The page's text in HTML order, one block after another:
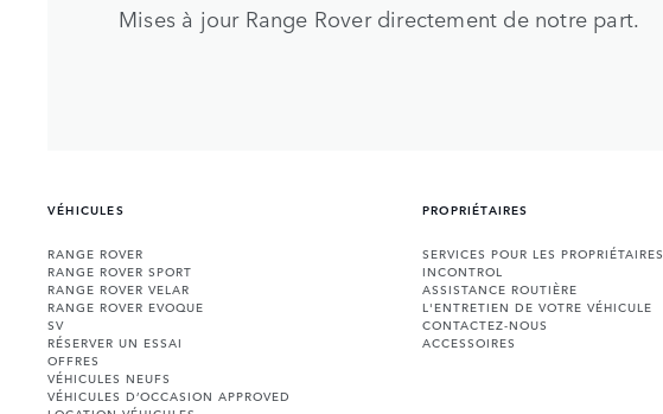
Mises à jour Range Rover directement de notre part.
VÉHICULES
RANGE ROVER
RANGE ROVER SPORT
RANGE ROVER VELAR
RANGE ROVER EVOQUE
SV
RÉSERVER UN ESSAI
OFFRES
VÉHICULES NEUFS
VÉHICULES D’OCCASION APPROVED
PROPRIÉTAIRES
SERVICES POUR LES PROPRIÉTAIRES
INCONTROL
ASSISTANCE ROUTIÈRE
L'ENTRETIEN DE VOTRE VÉHICULE
CONTACTEZ-NOUS
ACCESSOIRES